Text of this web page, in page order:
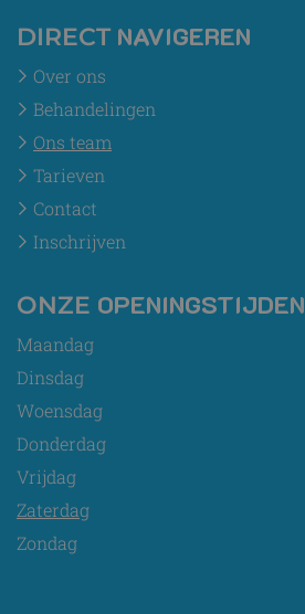
DIRECT NAVIGEREN
Over ons
Behandelingen
Ons team
Tarieven
Contact
Inschrijven
ONZE OPENINGSTIJDEN
Maandag
Dinsdag
Woensdag
Donderdag
Vrijdag
Zaterdag
Zondag